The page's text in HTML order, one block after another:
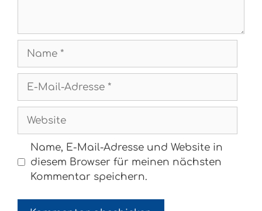
Name
E-
Adresse
Website
Name, E-Mail-Adresse und Website in
diesem Browser für meinen nächsten
Kommentar speichern.